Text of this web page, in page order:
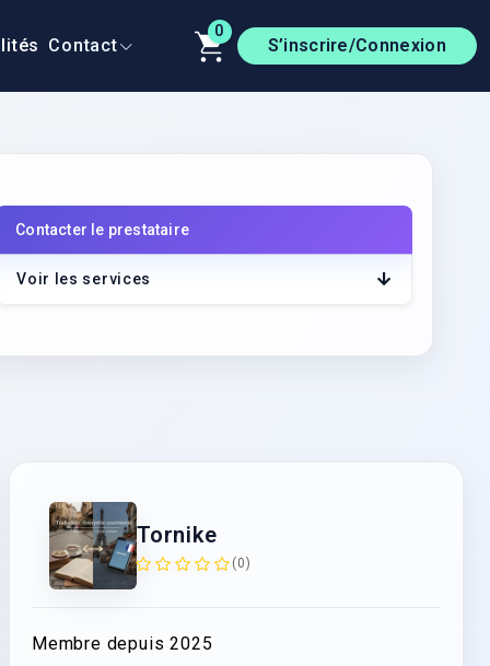
Contact
0
S’inscrire/Connexion
le lien
Contacter le prestataire
Voir les services
Tornike
(0)
Membre depuis 2025